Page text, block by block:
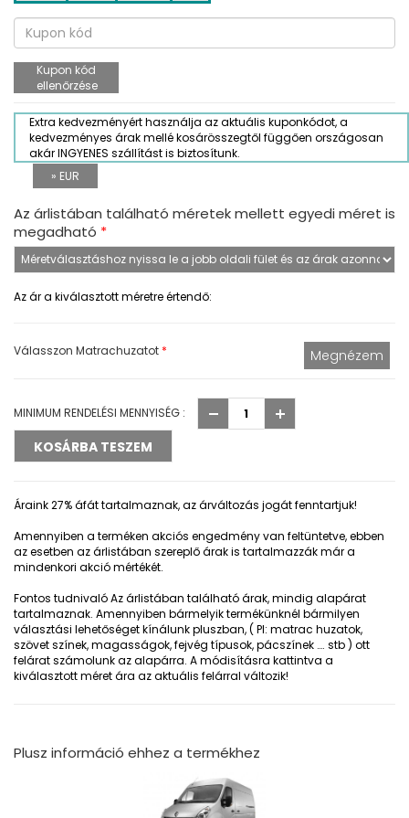
Kupon kód
ellenőrzése
Extra kedvezményért használja az aktuális kuponkódot, a
kedvezményes árak mellé kosárösszegtől függően országosan
akár INGYENES szállítást is biztosítunk.
» EUR
Az árlistában található méretek mellett egyedi méret is
megadható *
Az ár a kiválasztott méretre értendő:
Válasszon Matrachuzatot *
MINIMUM RENDELÉSI MENNYISÉG :
Áraink 27% áfát tartalmaznak, az árváltozás jogát fenntartjuk!
Amennyiben a terméken akciós engedmény van feltüntetve, ebben
az esetben az árlistában szereplő árak is tartalmazzák már a
mindenkori akció mértékét.
Fontos tudnivalóAz árlistában található árak, mindig alapárat
tartalmaznak. Amennyiben bármelyik termékünknél bármilyen
választási lehetőséget kínálunk pluszban, ( Pl: matrac huzatok,
szövet színek, magasságok, fejvég típusok, pácszínek …. stb ) ott
felárat számolunk az alapárra. A módisításra kattintva a
kiválasztott méret ára az aktuális felárral változik!
Plusz információ ehhez a termékhez